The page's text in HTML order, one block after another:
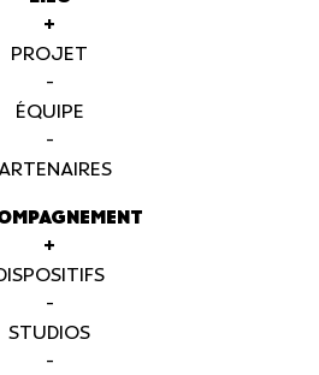
+
PROJET
-
ÉQUIPE
-
+
-
STUDIOS
-